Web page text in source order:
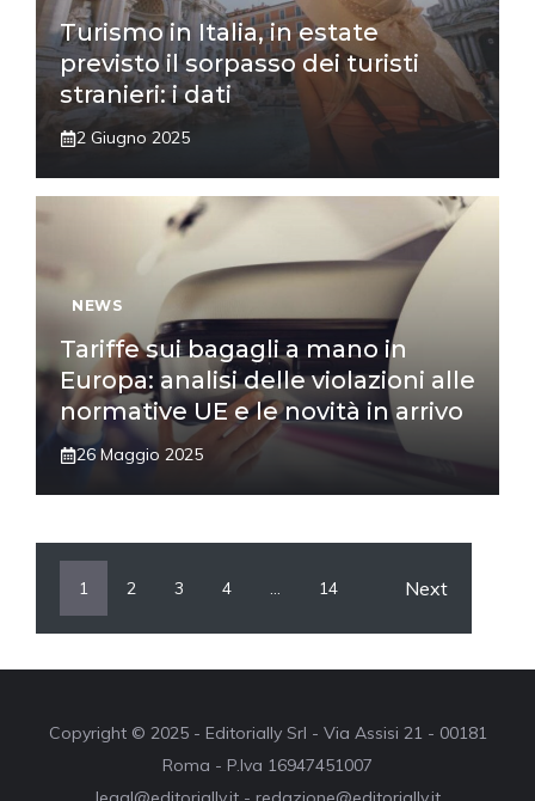
Turismo in Italia, in estate
previsto il sorpasso dei turisti
stranieri: i dati
2 Giugno 2025
NEWS
Tariffe sui bagagli a mano in
Europa: analisi delle violazioni alle
normative UE e le novità in arrivo
26 Maggio 2025
1 2 3 4 … 14 Next
Copyright © 2025 - Editorially Srl - Via Assisi 21 - 00181
Roma - P.Iva 16947451007